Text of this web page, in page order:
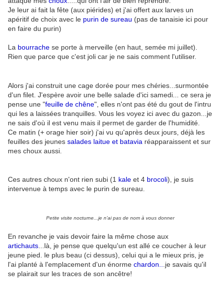
Je leur ai fait la fête (aux piérides) et j'ai offert aux larves un
apéritif de choix avec le purin de sureau (pas de tanaisie ici pour
en faire du purin)
La bourrache se porte à merveille (en haut, semée mi juillet).
Rien que parce que c'est joli car je ne sais comment l'utiliser.
Alors j'ai construit une cage dorée pour mes chéries...surmontée
d'un filet. J'espère avoir une belle salade d'ici samedi... ce sera je
pense une "feuille de chêne", elles n'ont pas été du gout de l'intru
qui les a laissées tranquilles. Vous les voyez ici avec du gazon...je
ne sais d'où il est venu mais il permet de garder de l'humidité.
Ce matin (+ orage hier soir) j'ai vu qu'après deux jours, déjà les
feuilles des jeunes salades laitue et batavia réapparaissent et sur
mes choux aussi.
Ces autres choux n'ont rien subi (1 kale et 4 brocoli), je suis
intervenue à temps avec le purin de sureau.
Petite visite nocturne...je n'ai pas de nom à vous donner
En revanche je vais devoir faire la même chose aux
artichauts ...là, je pense que quelqu'un est allé ce coucher à leur
jeune pied. le plus beau (ci dessus), celui qui a le mieux pris, je
l'ai planté à l'emplacement d'un énorme chardon..
.je savais qu'il
se plairait sur les traces de son ancêtre!